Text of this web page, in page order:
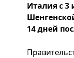
Италия с 3
14 дней